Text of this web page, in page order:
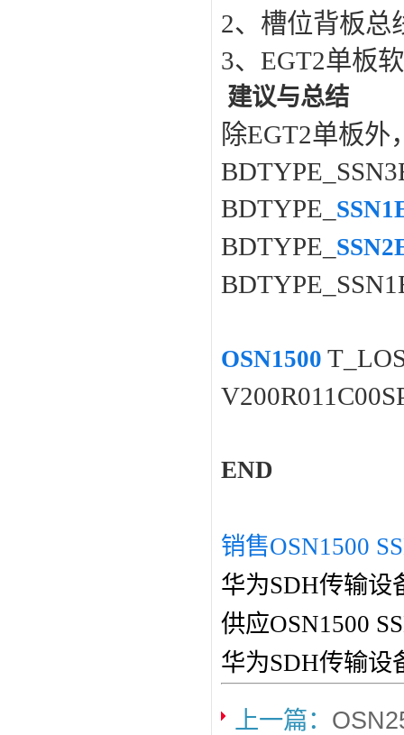
2、槽位背板总
3、 EGT2单板
建议与总结
除EGT2单板外
BDTYPE_
BDTYPE_
OSN1500
END
销售OSN1500
华为SDH传输设
供应OSN1500
华为SDH传输设
上一篇：